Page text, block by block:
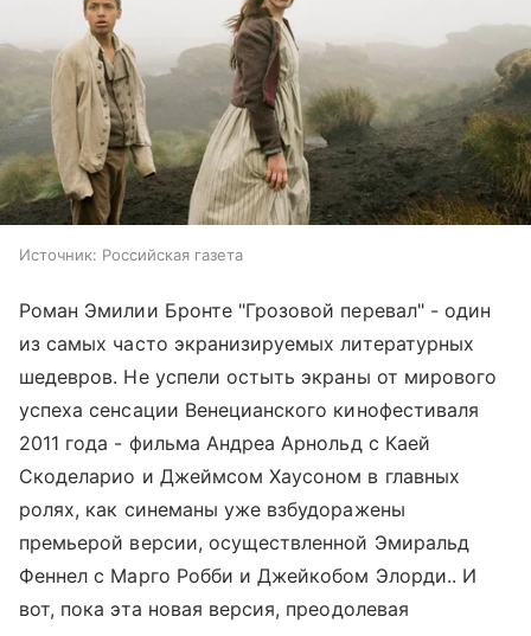
Источник: Российская газета
Роман Эмилии Бронте "Грозовой перевал" - один
из самых часто экранизируемых литературных
шедевров. Не успели остыть экраны от мирового
успеха сенсации Венецианского кинофестиваля
2011 года - фильма Андреа Арнольд с Каей
Скоделарио и Джеймсом Хаусоном в главных
ролях, как синеманы уже взбудоражены
премьерой версии, осуществленной Эмиральд
Феннел с Марго Робби и Джейкобом Элорди.. И
вот, пока эта новая версия, преодолевая